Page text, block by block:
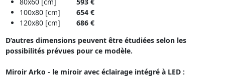
100x80 [cm]​ 654 €
120x80 [cm] 686 €
D’autres dimensions peuvent être étudiées selon les
possibilités prévues pour ce modèle.
Miroir Arko - le miroir avec éclairage intégré à LED: